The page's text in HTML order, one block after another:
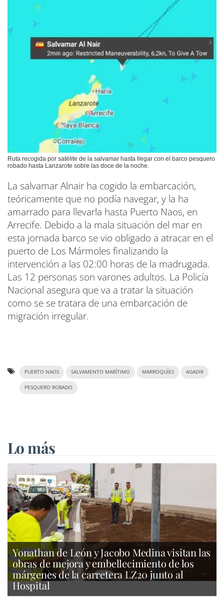
Ruta recogida por satélite de la salvamar hasta llegar con el barco pesquero
robado hasta Lanzarote sobre las doce de la noche.
La salvamar Alnair ha cogido la embarcación,
teóricamente que no podía navegar, y la ha
amarrado para llevarla hasta Puerto Naos, en
Arrecife. Debido a la mala situación del mar en
esta jornada barco se vio obligado a atracar en el
puerto de Los Mármoles finalizando la
intervención a las 02:00 horas de la madrugada.
Las 12 personas son varones adultos. La Policía
Nacional asegura que va a tratar la situación
como se se tratara de una embarcación de
migración irregular.
PUERTO NAOS SALVAMENTO MARÍTIMO MARROQUÍES AGADIR
PESQUERO ROBADO
Lo más
Yonathan de León y Jacobo Medina visitan las
obras de mejora y embellecimiento de los
márgenes de la carretera LZ20 junto al
Hospital